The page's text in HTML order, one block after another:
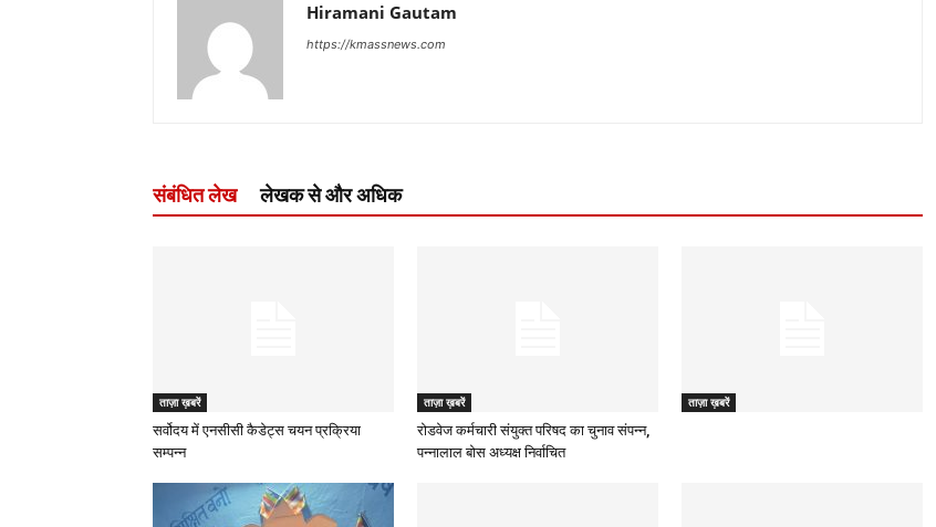
Hiramani Gautam
https://kmassnews.com
संबंधित लेख लेखक से और अधिक
ताज़ा ख़बरें
सर्वोदय में एनसीसी कैडेट्स चयन प्रक्रिया
सम्पन्न
ताज़ा ख़बरें
रोडवेज कर्मचारी संयुक्त परिषद का चुनाव संपन्न,
पन्नालाल बोस अध्यक्ष निर्वाचित
ताज़ा ख़बरें